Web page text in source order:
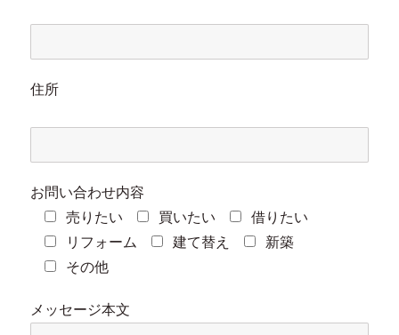
住所
お問い合わせ内容
売りたい
買いたい
借りたい
リフォーム
建て替え
新築
その他
メッセージ本文